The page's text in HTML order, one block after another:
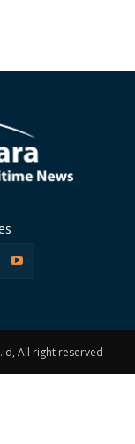
All right reserved